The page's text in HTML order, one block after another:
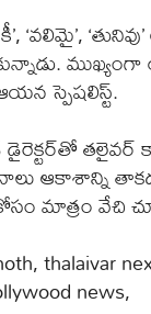
‘వలిమై’,
స్పెషలిస్ట్.
తలైవర్
ఆకాశాన్ని
మాత్రం వేచి
thalaivar
news,